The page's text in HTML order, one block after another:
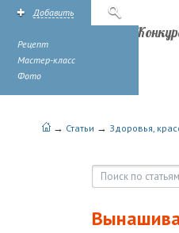
Добавить
Рецепт
Мастер-класс
Фото
→ Статьи → Здоровья,